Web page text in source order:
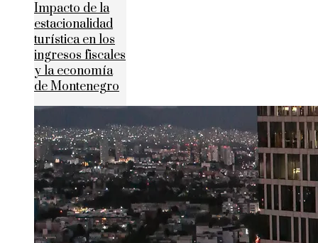
Impacto de la
estacionalidad
turística en los
ingresos fiscales
y la economía
de Montenegro